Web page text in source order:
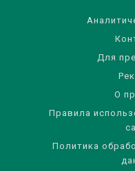
Для
О
Правила
Политика